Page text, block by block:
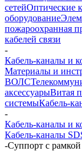
сетейОптические
оборудование
пожароохранная
кабелей связи
-
Кабель-каналы и
Материалы и
ВОЛС
аксессуарыВитая
системыКабель-
-
Кабель-каналы и
Кабель-каналы
-Суппорт с